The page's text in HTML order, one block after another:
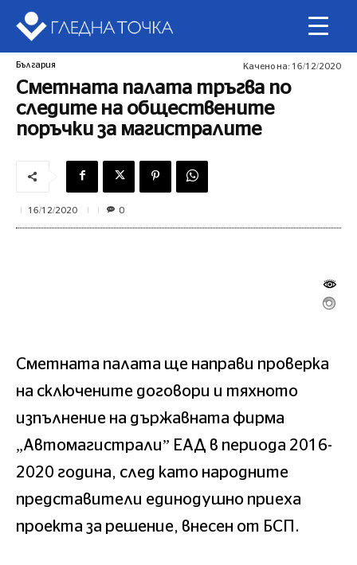
България Качено на: 16/12/2020
Сметната палата тръгва по
следите на обществените
поръчки за магистралите
16/12/2020 0
Сметната палата ще направи проверка
на сключените договори и тяхното
изпълнение на държавната фирма
„Автомагистрали” ЕАД в периода 2016-
2020 година, след като народните
представители единодушно приеха
проекта за решение, внесен от БСП.